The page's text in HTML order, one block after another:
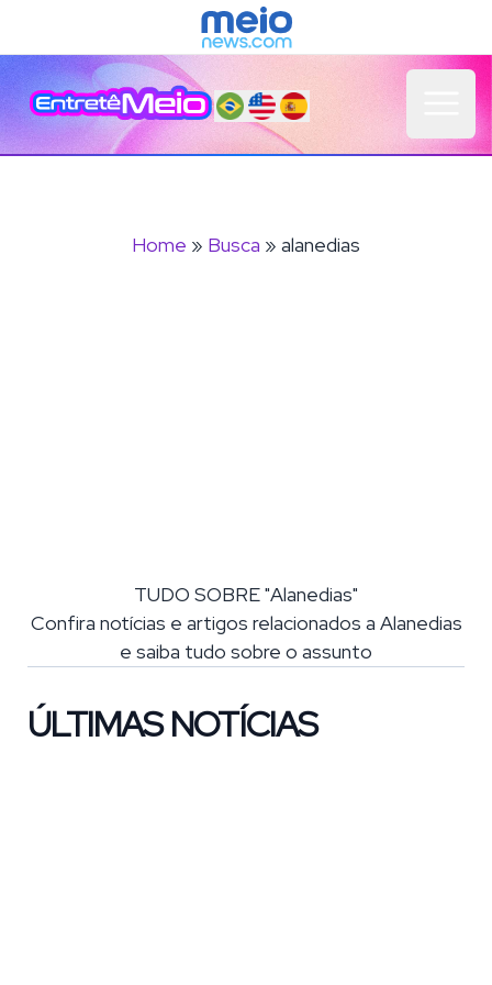
Home » Busca » alanedias
TUDO SOBRE "Alanedias"
Confira notícias e artigos relacionados a Alanedias
e saiba tudo sobre o assunto
ÚLTIMAS NOTÍCIAS